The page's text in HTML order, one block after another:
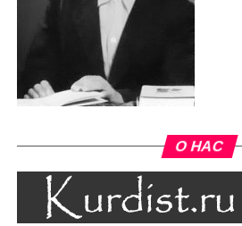
О НАС